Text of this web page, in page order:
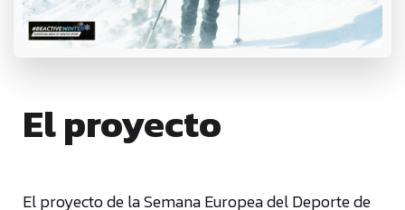
El proyecto
El proyecto de la Semana Europea del Deporte de